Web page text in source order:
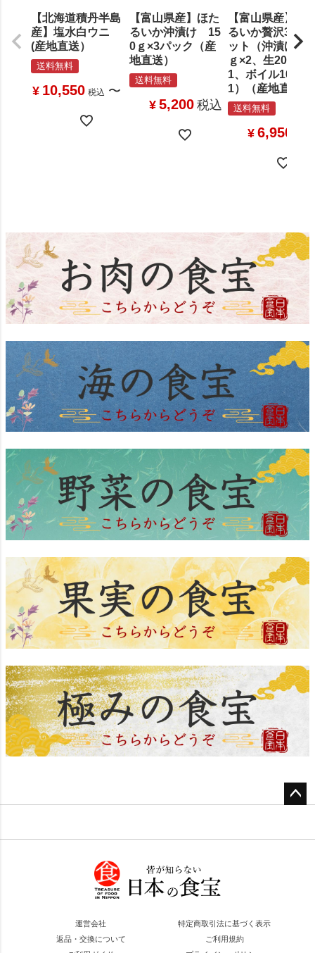
【北海道積丹半島
産】塩水白ウニ
(産地直送）
送料無料
¥ 10,550 税込 〜
【富山県産】ほた
るいか沖漬け 15
0ｇ×3パック（産
地直送）
送料無料
¥ 5,200 税込
【富山県産】ほ
るいか贅沢3点セ
ット（沖漬け150
ｇ×2、生200ｇ×
1、ボイル100ｇ×
1）（産地直送）
送料無料
¥ 6,950
運営会社
特定商取引法に基づく表示
返品・交換について
ご利用規約